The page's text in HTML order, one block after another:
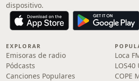
dispositivo.
EXPLORAR
Emisoras de radio
Pódcasts
Canciones Populares
Loca
LOS40
COPE